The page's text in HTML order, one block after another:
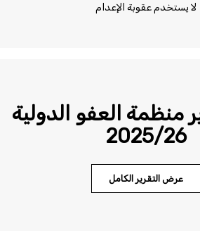
يستخدم عقوبة الإعدام
العفو الدولية
2025/26
عرض التقرير الكامل